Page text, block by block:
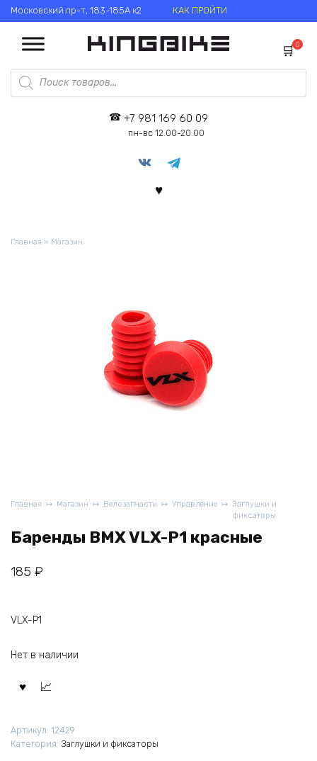
Перейти
к
содержанию
Московский пр-т, 183-185А к2 КАК ПРОЙТИ
Поиск
товаров
0
+7 981 169 60 09
пн-вс 12.00-20.00
Главная » Магазин
Главная Магазин Велозапчасти Управление
Заглушки и
фиксаторы
Баренды BMX VLX-P1 красные
185 ₽
VLX-P1
Нет в наличии
Артикул: 12429
Категория: Заглушки и фиксаторы